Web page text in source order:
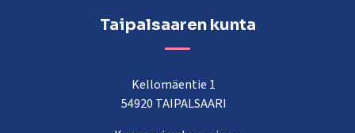
Taipalsaaren kunta
Kellomäentie 1
54920 TAIPALSAARI